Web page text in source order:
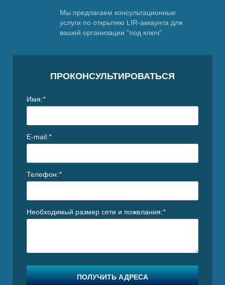
I
Мы предлагаем консультационные
услуги по открытию LIR-аккаунта для
вашей организации "под ключ".
ПРОКОНСУЛЬТИРОВАТЬСЯ
Имя:*
E-mail:*
Телефон:*
Необходимый размер сети и пожелания:*
ПОЛУЧИТЬ АДРЕСА